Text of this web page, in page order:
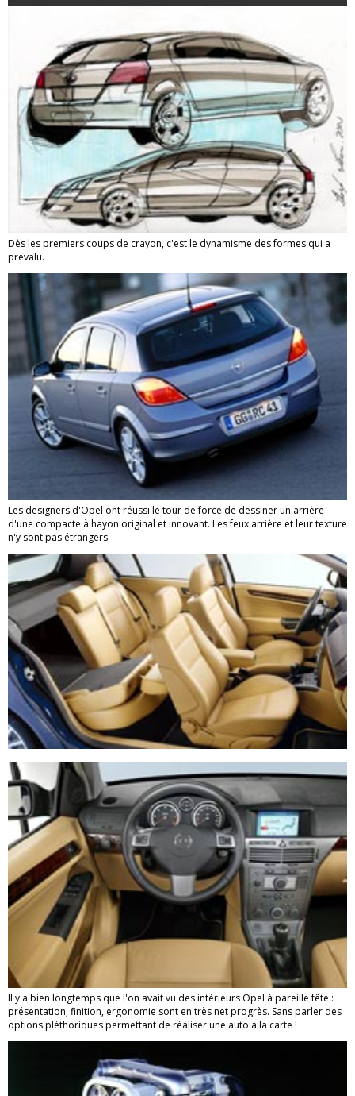
Dès les premiers coups de crayon, c'est le dynamisme des formes qui a
prévalu.
Les designers d'Opel ont réussi le tour de force de dessiner un arrière
d'une compacte à hayon original et innovant. Les feux arrière et leur texture
n'y sont pas étrangers.
Il y a bien longtemps que l'on avait vu des intérieurs Opel à pareille fête :
présentation, finition, ergonomie sont en très net progrès. Sans parler des
options pléthoriques permettant de réaliser une auto à la carte !